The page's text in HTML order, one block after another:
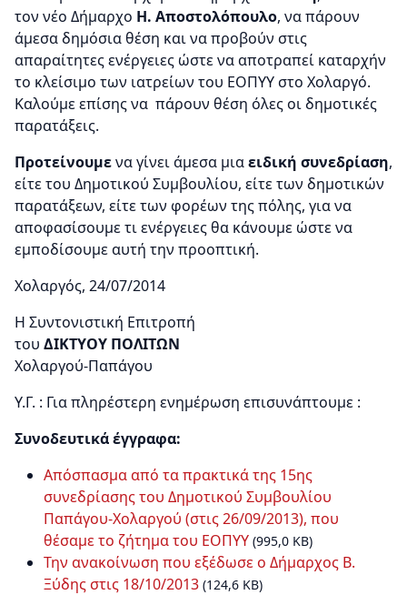
τον νέο Δήμαρχο Η. Αποστολόπουλο, να πάρουν
άμεσα δημόσια θέση και να προβούν στις
απαραίτητες ενέργειες ώστε να αποτραπεί καταρχήν
το κλείσιμο των ιατρείων του ΕΟΠΥΥ στο Χολαργό.
Καλούμε επίσης να πάρουν θέση όλες οι δημοτικές
παρατάξεις.
Προτείνουμενα γίνει άμεσα μιαειδική συνεδρίαση,
είτε του Δημοτικού Συμβουλίου, είτε των δημοτικών
παρατάξεων, είτε των φορέων της πόλης, για να
αποφασίσουμε τι ενέργειες θα κάνουμε ώστε να
εμποδίσουμε αυτή την προοπτική.
Χολαργός, 24/07/2014
Η Συντονιστική Επιτροπή
του ΔΙΚΤΥΟΥ ΠΟΛΙΤΩΝ
Χολαργού-Παπάγου
Υ.Γ. : Για πληρέστερη ενημέρωση επισυνάπτουμε :
Συνοδευτικά έγγραφα:
Απόσπασμα από τα πρακτικά της 15ης
συνεδρίασης του Δημοτικού Συμβουλίου
Παπάγου-Χολαργού (στις 26/09/2013), που
θέσαμε το ζήτημα του ΕΟΠΥΥ (995,0 KB)
Την ανακοίνωση που εξέδωσε ο Δήμαρχος Β.
Ξύδης στις 18/10/2013 (124,6 KB)